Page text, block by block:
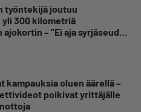
työntekijä joutuu
yli 300 kilometriä
– ”Ei aja syrjäseudun
kampauksia oluen äärellä –
poikivat yrittäjälle